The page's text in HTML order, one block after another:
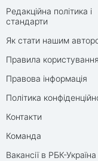
Редакційна політика і
стандарти
Як стати нашим
Правила користування
Правова інформація
Політика
Контакти
Команда
Вакансії в РБК-Україна